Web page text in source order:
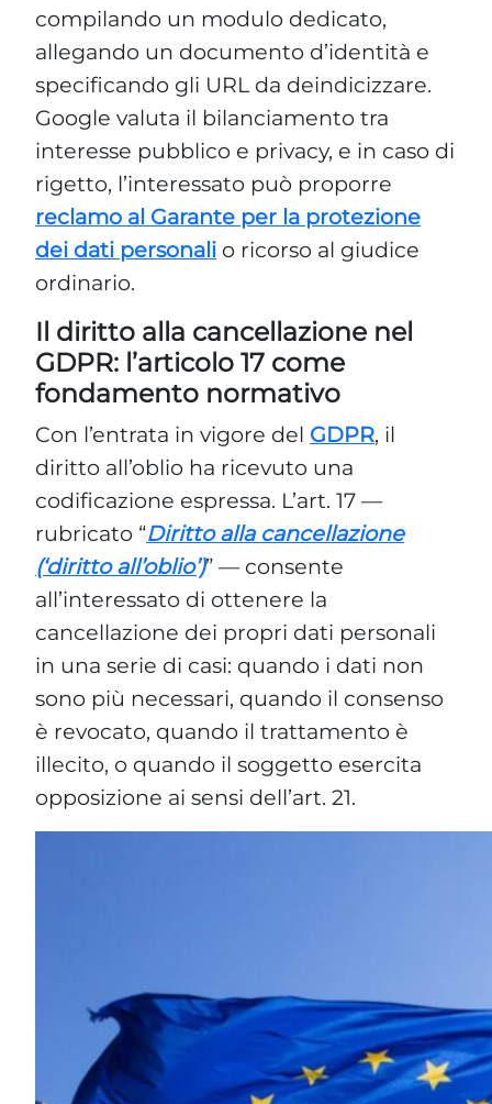
compilando un modulo dedicato,
allegando un documento d’identità e
specificando gli URL da deindicizzare.
Google valuta il bilanciamento tra
interesse pubblico e privacy, e in caso di
rigetto, l’interessato può proporre
reclamo al Garante per la protezione
dei dati personali o ricorso al giudice
ordinario.
Il diritto alla cancellazione nel
GDPR: l’articolo 17 come
fondamento normativo
Con l’entrata in vigore del GDPR, il
diritto all’oblio ha ricevuto una
codificazione espressa. L’art. 17 —
rubricato “Diritto alla cancellazione
(‘diritto all’oblio’)” — consente
all’interessato di ottenere la
cancellazione dei propri dati personali
in una serie di casi: quando i dati non
sono più necessari, quando il consenso
è revocato, quando il trattamento è
illecito, o quando il soggetto esercita
opposizione ai sensi dell’art. 21.